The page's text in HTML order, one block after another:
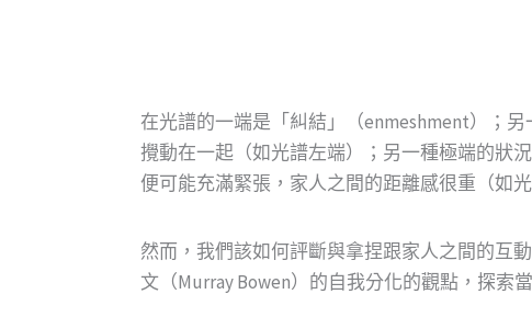
在光譜的一端是「糾結」（enmeshment）；
攪動在一起（如光譜左端）；另一種極端的狀
便可能充滿緊張，家人之間的距離感很重（如
然而，我們該如何評斷與拿捏跟家人之間的互
文（Murray Bowen）的自我分化的觀點，探索